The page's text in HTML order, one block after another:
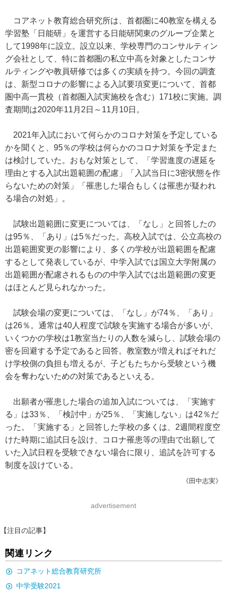
コアネット教育総合研究所は、首都圏に40教室を構える
学習塾「日能研」を運営する日能研関東のグループ企業と
して1998年に設立。設立以来、学校専門のコンサルティン
グ会社として、特に首都圏の私立中高を対象としたコンサ
ルティングや教員研修では多くの実績を持つ。今回の調査
は、新型コロナの影響による入試要項変更について、首都
圏中高一貫校（首都圏入試実施校を含む）171校に実施。調
査期間は2020年11月2日～11月10日。
2021年入試において何らかのコロナ対策を予定している
かを聞くと、95％の学校は何らかのコロナ対策を予定また
は検討していた。おもな対策として、「学習進度の遅延を
理由とする入試出題範囲の配慮」「入試当日に3密状態を作
らないための対策」「罹患した場合もしくは罹患が疑われ
る場合の対処」。
試験出題範囲に変更については、「なし」と回答したの
は95％、「あり」は5％だった。高校入試では、公立高校の
出題範囲変更の影響により、多くの学校が出題範囲を配慮
するとして発表しているが、中学入試では国立大学附属の
出題範囲が配慮されるものの中学入試では出題範囲の変更
はほとんど見られなかった。
試験会場の変更については、「なし」が74％、「あり」
は26％。通常は40人程度で試験を実施する場合が多いが、
いくつかの学校は1教室当たりの人数を減らし、試験会場の
密を回避する予定であると回答。教室数が増えればそれだ
け学校側の負担も増えるが、子どもたちから受験という機
会を奪わないための対策であるといえる。
出願者が罹患した場合の追加入試については、「実施す
る」は33％、「検討中」が25％、「実施しない」は42％だ
った。「実施する」と回答した学校の多くは、2週間程度空
けた時期に追試日を設け、コロナ罹患等の理由で出願して
いた入試日程を受験できない場合に限り、追試を許可する
制度を設けている。
《田中志実》
advertisement
【注目の記事】
関連リンク
コアネット総合教育研究所
中学受験2021